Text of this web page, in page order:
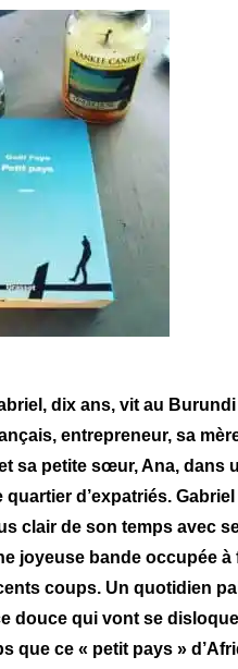
dix ans, vit au
entrepreneur, sa
sa petite sœur, Ana, dans
d’expatriés. Gabriel
clair de son temps avec
joyeuse bande occupée à
coups. Un quotidien
douce qui vont se
que ce « petit pays »